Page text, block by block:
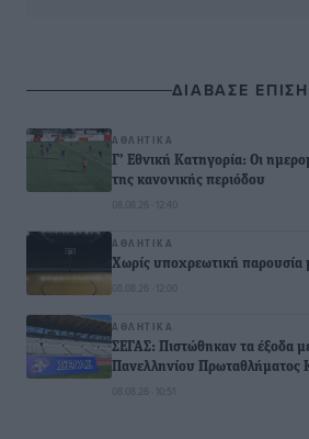
ΔΙΑΒΑΣΕ
ΑΘΛΗΤΙΚΆ
Γ’ Εθνική Κατηγορία: Οι
της κανονικής περιόδου
08.08.26 · 12:40
ΑΘΛΗΤΙΚΆ
Χωρίς υποχρεωτική παρουσία
08.08.26 · 12:00
ΑΘΛΗΤΙΚΆ
ΣΕΓΑΣ: Πιστώθηκαν τα έξοδα
Πανελληνίου Πρωταθλήματος
08.08.26 · 10:51